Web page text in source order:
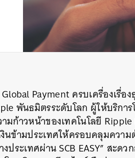
Payment ครบเครื่องเรื่อง
พันธมิตรระดับโลก ผู้ให้บริการ
มก้าวหน้าของเทคโนโลยี
ข้ามประเทศให้ครอบคลุมความ
ระเทศผ่าน SCB EASY” สะดว